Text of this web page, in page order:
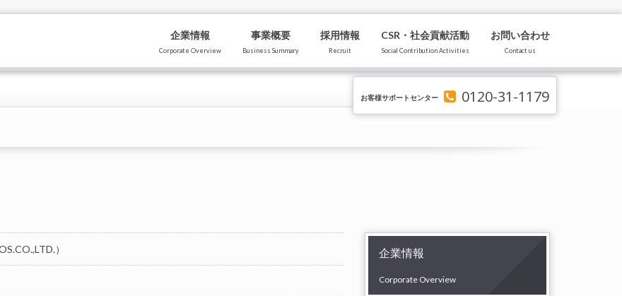
企業情報
Corporate Overview
事業概要
Business Summary
採用情報
Recruit
CSR・社会貢献活動
Social Contribution Activities
お問い合わせ
Contact us
お客様サポートセンター 0120-31-1179
） 企業情報
Corporate Overview